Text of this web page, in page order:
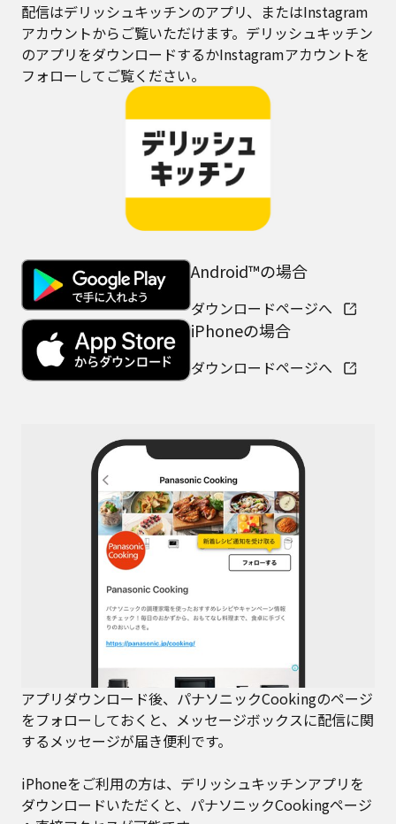
配信はデリッシュキッチンのアプリ、またはInstagram
アカウントからご覧いただけます。デリッシュキッチン
のアプリをダウンロードするかInstagramアカウントを
フォローしてご覧ください。
Android™の場合
ダウンロードページへ
iPhoneの場合
ダウンロードページへ
アプリダウンロード後、パナソニックCookingのページ
をフォローしておくと、メッセージボックスに配信に関
するメッセージが届き便利です。
iPhoneをご利用の方は、デリッシュキッチンアプリを
ダウンロードいただくと、パナソニックCookingページ